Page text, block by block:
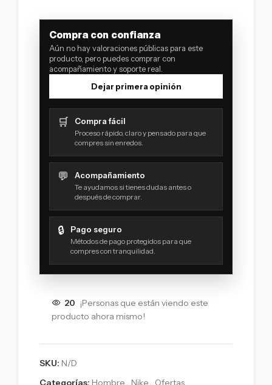
Compra con confianza
Aún no hay valoraciones públicas para este
producto, pero puedes comprar con
acompañamiento y soporte real.
Dejar primera opinión
🛒 Compra fácil
Proceso rápido, claro y pensado para que
compres sin enredos.
💬 Acompañamiento
Te ayudamos si tienes dudas antes o
después de comprar.
🔒 Pago seguro
Métodos de pago protegidos para que
compres con tranquilidad.
20 ¡Personas que están viendo este
producto ahora mismo!
SKU: N/D
Categorías: Hombre , Nike , Ofertas